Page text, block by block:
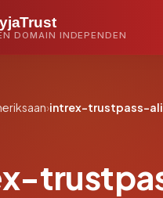
DOMAIN INDEPENDEN
›intrex-trustpass-